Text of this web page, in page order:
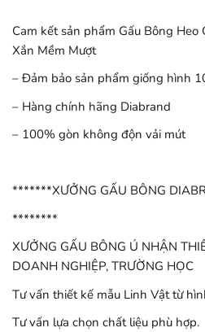
Cam kết sản phẩm Gấu Bông Heo
Xắn Mềm Mượt
– Đảm bảo sản phẩm giống hình
– Hàng chính hãng Diabrand
– 100% gòn không độn vải mút
*******XƯỞNG GẤU BÔNG
********
XƯỞNG GẤU BÔNG Ú NHẬN
DOANH NGHIỆP, TRƯỜNG HỌC
Tư vấn thiết kế mẫu Linh Vật từ
Tư vấn lựa chọn chất liệu phù hợp.